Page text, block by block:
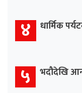
४ धार्मिक
५ भदौदेखि